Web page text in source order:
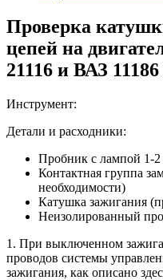
Проверка
цепей на
21116 и ВАЗ
Инструмент:
Детали и расходники:
Пробник с лампой 1-
Контактная группа
необходимости)
Катушка зажигания
Неизолированный
1. При выключенном
проводов системы
зажигания, как описано